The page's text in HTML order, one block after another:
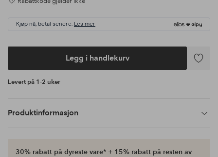
Kjøp nå, betal senere. Les mer
Legg i handlekurv
Legg
Levert på 1-2 uker
Produktinformasjon
30% rabatt på dyreste vare* + 15% rabatt på resten av